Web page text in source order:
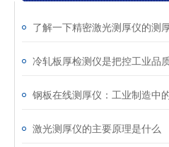
激光测厚仪的主要原理是什么